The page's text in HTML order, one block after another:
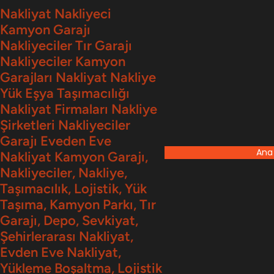
İçeriğe
geç
Nakliyat Nakliyeci
Kamyon Garajı
Nakliyeciler Tır Garajı
Nakliyeciler Kamyon
Garajları Nakliyat Nakliye
Yük Eşya Taşımacılığı
Nakliyat Firmaları Nakliye
Şirketleri Nakliyeciler
Garajı Eveden Eve
Nakliyat Kamyon Garajı,
Nakliyeciler, Nakliye,
Taşımacılık, Lojistik, Yük
Taşıma, Kamyon Parkı, Tır
Garajı, Depo, Sevkiyat,
Şehirlerarası Nakliyat,
Evden Eve Nakliyat,
Yükleme Boşaltma, Lojistik